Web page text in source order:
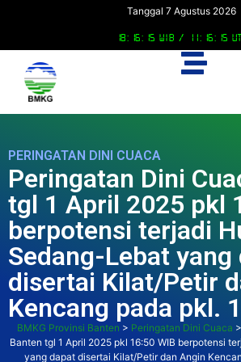
Tanggal 7 Agustus 2026
18:16:16 WIB / 11:16:16
PERINGATAN DINI CUACA
Peringatan Dini
tgl 1 April 2025 pkl
berpotensi terjadi
Sedang-Lebat yang
disertai Kilat/Petir
Kencang pada pkl.
BMKG Provinsi Banten > Peringatan Dini Cuaca >
Banten tgl 1 April 2025 pkl 16:50 WIB berpotensi
yang dapat disertai Kilat/Petir dan Angin